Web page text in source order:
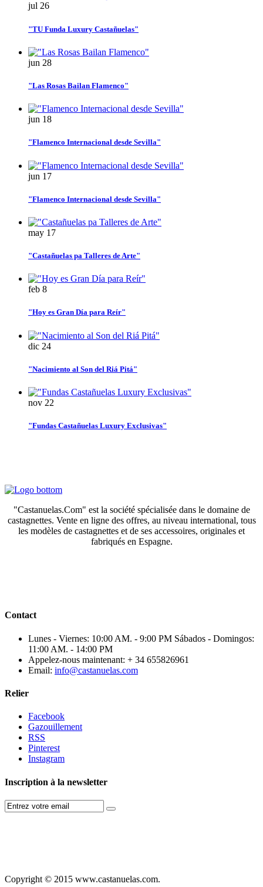
jul 26
"TU Funda Luxury Castañuelas"
jun 28
"Las Rosas Bailan Flamenco"
jun 18
"Flamenco Internacional desde Sevilla"
jun 17
"Flamenco Internacional desde Sevilla"
may 17
"Castañuelas pa Talleres de Arte"
feb 8
"Hoy es Gran Día para Reír"
dic 24
"Nacimiento al Son del Riá Pitá"
nov 22
"Fundas Castañuelas Luxury Exclusivas"
"Castanuelas.Com" est la société spécialisée dans le domaine de
castagnettes. Vente en ligne des offres, au niveau international, tous
les modèles de castagnettes et de ses accessoires, originales et
fabriqués en Espagne.
Contact
Lunes - Viernes: 10:00 AM. - 9:00 PM Sábados - Domingos:
11:00 AM. - 14:00 PM
Appelez-nous maintenant: + 34 655826961
Email: info@castanuelas.com
Relier
Facebook
Gazouillement
RSS
Pinterest
Instagram
Inscription à la newsletter
Copyright © 2015 www.castanuelas.com.